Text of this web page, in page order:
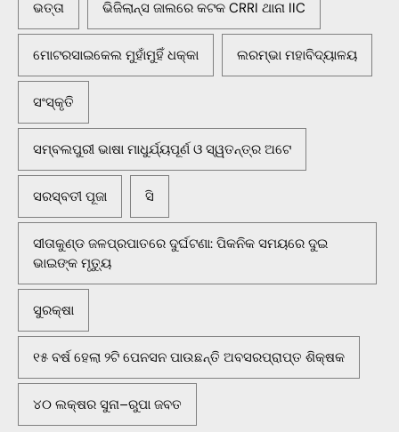
ଭତ୍ତା ଭିଜିଲାନ୍ସ ଜାଲରେ କଟକ CRRI ଥାନା IIC
ମୋଟରସାଇକେଲ ମୁହାଁମୁହିଁ ଧକ୍କା ଲରମ୍ଭା ମହାବିଦ୍ୟାଳୟ
ସଂସ୍କୃତି
ସମ୍ବଲପୁରୀ ଭାଷା ମାଧୁର୍ଯ୍ୟପୂର୍ଣ ଓ ସ୍ୱତନ୍ତ୍ର ଅଟେ
ସରସ୍ବତୀ ପୂଜା ସି
ସୀତାକୁଣ୍ଡ ଜଳପ୍ରପାତରେ ଦୁର୍ଘଟଣା: ପିକନିକ ସମୟରେ ଦୁଇ
ଭାଇଙ୍କ ମୃତ୍ୟୁ
ସୁରକ୍ଷା
୧୫ ବର୍ଷ ହେଲା ୨ଟି ପେନସନ ପାଉଛନ୍ତି ଅବସରପ୍ରାପ୍ତ ଶିକ୍ଷକ
୪୦ ଲକ୍ଷର ସୁନା–ରୁପା ଜବତ